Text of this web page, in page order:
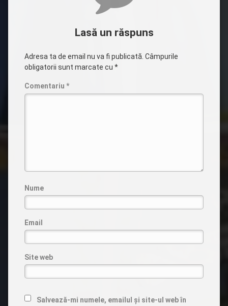
Lasă un răspuns
Adresa ta de email nu va fi publicată. Câmpurile
obligatorii sunt marcate cu *
Comentariu *
Nume
Email
Site web
Salvează-mi numele, emailul și site-ul web în